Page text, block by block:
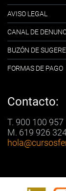
AVISO LEGAL
CANAL DE
BUZÓN DE
FORMAS DE PAGO
Contacto:
T. 900 100 957
M. 619 926
hola